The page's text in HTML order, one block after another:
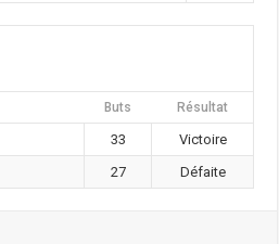
Buts Résultat
33
Victoire
27 Défaite